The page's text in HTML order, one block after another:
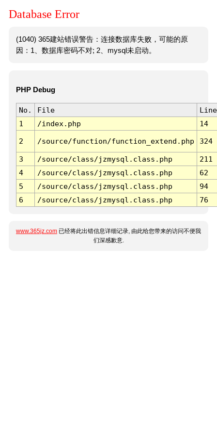
Database Error
(1040) 365建站错误警告：连接数据库失败，可能的原
因：1、数据库密码不对; 2、mysql未启动。
PHP Debug
No. File
Line
1
/index.php 14
2 /source/function/function_extend.php 324
3 /source/class/jzmysql.class.php
211
4
/source/class/jzmysql.class.php
62
5
/source/class/jzmysql.class.php
94
6
/source/class/jzmysql.class.php 76
www.365jz.com 已经将此出错信息详细记录, 由此给您带来的访问不便我
们深感歉意.